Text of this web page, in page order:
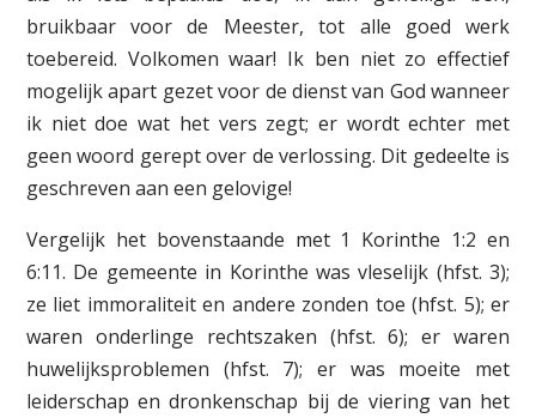
bruikbaar voor de Meester, tot alle goed werk
toebereid. Volkomen waar! Ik ben niet zo effectief
mogelijk apart gezet voor de dienst van God wanneer
ik niet doe wat het vers zegt; er wordt echter met
geen woord gerept over de verlossing. Dit gedeelte is
geschreven aan een gelovige!
Vergelijk het bovenstaande met 1 Korinthe 1:2 en
6:11. De gemeente in Korinthe was vleselijk (hfst. 3);
ze liet immoraliteit en andere zon­den toe (hfst. 5); er
waren onderlinge rechtszaken (hfst. 6); er wa­ren
huwelijks­problemen (hfst. 7); er was moeite met
leiderschap en dronkenschap bij de viering van het